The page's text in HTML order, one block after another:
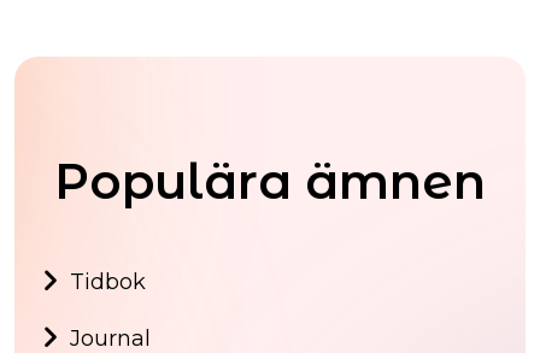
Populära ämnen
Tidbok
Journal